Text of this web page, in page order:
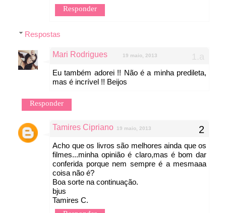
Responder
Respostas
Mari Rodrigues 19 maio, 2013
Eu também adorei !! Não é a minha predileta,
mas é incrível !! Beijos
Responder
Tamires Cipriano 19 maio, 2013
Acho que os livros são melhores ainda que os
filmes...minha opinião é claro,mas é bom dar
conferida porque nem sempre é a mesmaaa
coisa não é?
Boa sorte na continuação.
bjus
Tamires C.